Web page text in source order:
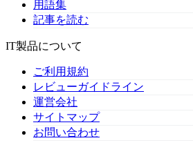
用語集
記事を読む
IT製品について
ご利用規約
レビューガイドライン
運営会社
サイトマップ
お問い合わせ